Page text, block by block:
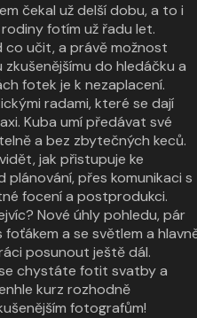
čekal už delší dobu, a to i
fotím už řadu let.
co učit, a právě možnost
do hledáčku a
fotek je k nezaplacení.
radami, které se dají
Kuba umí předávat své
a bez zbytečných keců.
jak přistupuje ke
plánování, přes komunikaci s
focení a postprodukci.
Nové úhly pohledu, pár
a se světlem a
posunout ještě dál.
chystáte fotit svatby a
kurz rozhodně
fotografům!